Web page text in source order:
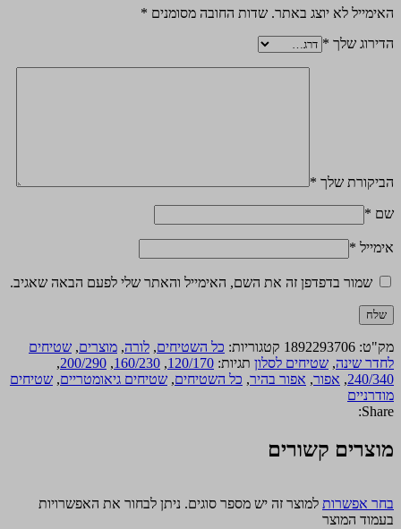
האימייל לא יוצג באתר. שדות החובה מסומנים *
הדירוג שלך *
הביקורת שלך *
שם *
אימייל *
שמור בדפדפן זה את השם, האימייל והאתר שלי לפעם הבאה שאגיב.
מק"ט: 1892293706 קטגוריות: כל השטיחים, לורה, מוצרים, שטיחים
לחדר שינה, שטיחים לסלון תגיות: 120/170
,
160/230
,
200/290
,
240/340
, אפור, אפור בהיר, כל השטיחים, שטיחים גיאומטריים, שטיחים
מודרניים
Share:
מוצרים קשורים
בחר אפשרות למוצר זה יש מספר סוגים. ניתן לבחור את האפשרויות
בעמוד המוצר